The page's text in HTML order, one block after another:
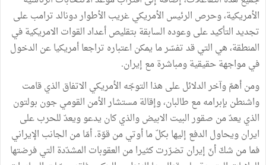
الأمريكية، وحرص الرئيس الأمريكي غريب الأطوار دونالد ترامب على
تجديد التأكيد على وعوده السابقة بتقليص أعداد القوات الامريكية في
المنطقة، هي التي قد تفسّر ما يمكن اعتباره تراجعا أمريكيا عن الدخول
في مواجهة حقيقية ومباشرة مع إيران.
ومن أهمّ وآخر الدلائل على هذا التوجّه الأمريكي الاتفاق الذي قامت
واشنطن بإبرامه مع طالبان، وإقالة مستشار الأمن القومي جون بولتون
الذي يعدّ من صقور البيت الابيض والذي كان يدعو ويعدّ للحرب على
ايران ويحاول الدفع إليها بكلّ ما أوتي من قوّة. أمّا من الجانب الإيراني
فما من شكّ أنّ إيران تضرّرت كثيرا من العقوبات المشدّدة التي فرضتها